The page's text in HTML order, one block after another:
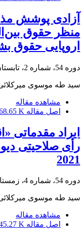
آزادی پوشش
منظر حقوق
اروپایی حقوق
دوره 54، شماره 2، تابستان 1403، صفحه
سید طه موسوی
مشاهده مقاله
اصل مقاله K
ایراد مقدماتی
رأی صلاحیتی
2021
دوره 54، شماره 4، زمستان 1403، صفحه
سید طه موسوی
مشاهده مقاله
اصل مقاله K